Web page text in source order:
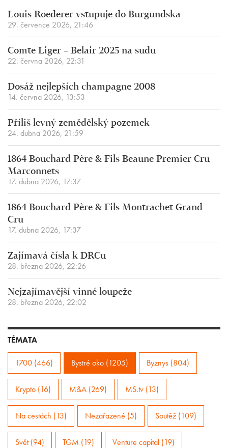
Louis Roederer vstupuje do Burgundska
29. července 2026, 21:46
Comte Liger – Belair 2025 na sudu
22. června 2026, 22:31
Dosáž nejlepších champagne 2008
14. června 2026, 13:53
Příliš levný zemědělský pozemek
24. dubna 2026, 21:59
1864 Bouchard Père & Fils Beaune Premier Cru
Marconnets
17. dubna 2026, 17:37
1864 Bouchard Père & Fils Montrachet Grand
Cru
17. dubna 2026, 17:37
Zajímavá čísla k DRCu
28. března 2026, 22:26
Nejzajímavější vinné loupeže
28. března 2026, 22:02
TÉMATA
1700 (466) Bystré oko (1205) Byznys (804)
Krypto (16) M&A (269) MS.tv (13)
Na cestách (13) Nezařazené (5) Soutěž (109)
Svět (94) TGM (19) Venture capital (19)